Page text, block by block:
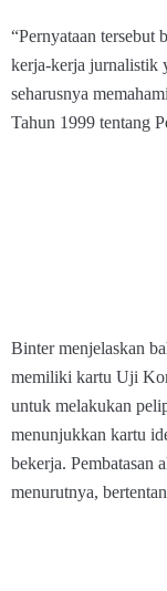
“Pernyataan tersebut
kerja-kerja jurnalistik
seharusnya
Tahun 1999 tentang
Binter menjelaskan
memiliki kartu Uji
untuk melakukan
menunjukkan kartu
bekerja. Pembatasan
menurutnya,